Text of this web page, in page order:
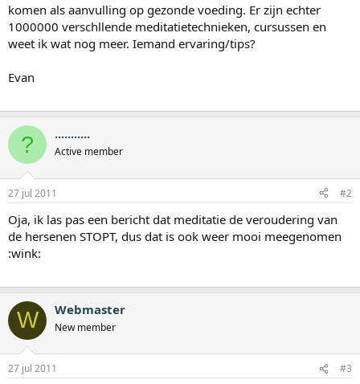
komen als aanvulling op gezonde voeding. Er zijn echter
1000000 verschllende meditatietechnieken, cursussen en
weet ik wat nog meer. Iemand ervaring/tips?
Evan
? ...........
Active member
27 jul 2011 #2
Oja, ik las pas een bericht dat meditatie de veroudering van
de hersenen STOPT, dus dat is ook weer mooi meegenomen
:wink:
W Webmaster
New member
27 jul 2011 #3